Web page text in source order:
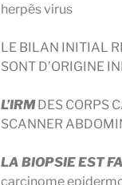
herpès virus
LE BILAN INITIAL
SONT D’ORIGINE
L’IRMDES CORPS
SCANNER
LA BIOPSIE EST
carcinome